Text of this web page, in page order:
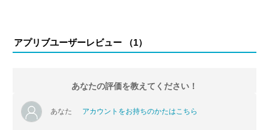
アプリブユーザーレビュー （1）
あなたの評価を教えてください！
あなた アカウントをお持ちのかたはこちら